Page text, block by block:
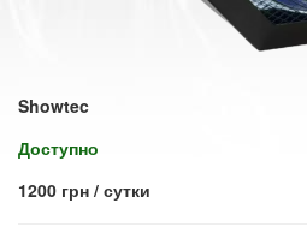
Showtec
Доступно
1200 грн / сутки